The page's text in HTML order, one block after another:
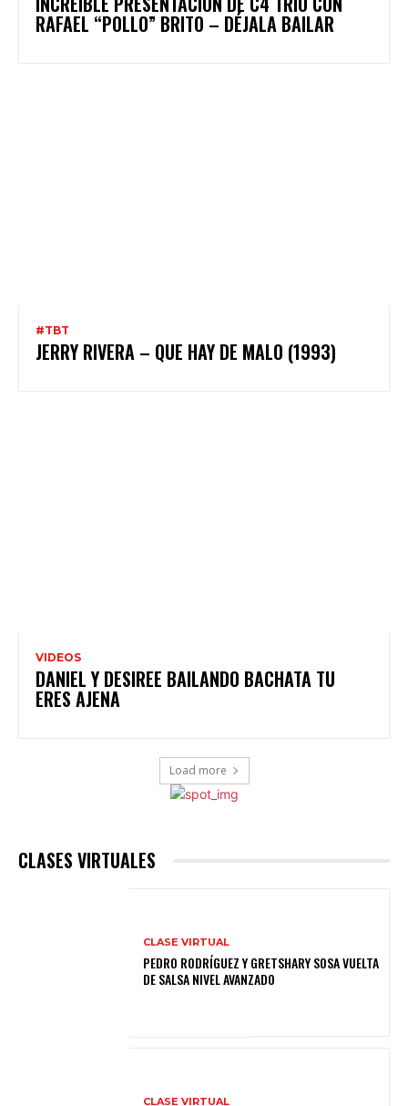
RAFAEL “POLLO” BRITO – DÉJALA BAILAR
#TBT
JERRY RIVERA – QUE HAY DE MALO (1993)
VIDEOS
DANIEL Y DESIREE BAILANDO BACHATA TU
ERES AJENA
Load more
CLASES VIRTUALES
CLASE VIRTUAL
PEDRO RODRÍGUEZ Y GRETSHARY SOSA VUELTA
DE SALSA NIVEL AVANZADO
CLASE VIRTUAL